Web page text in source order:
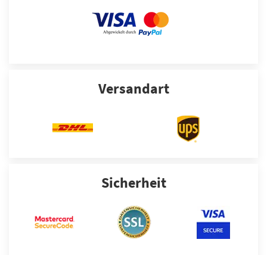
Versandart
Sicherheit